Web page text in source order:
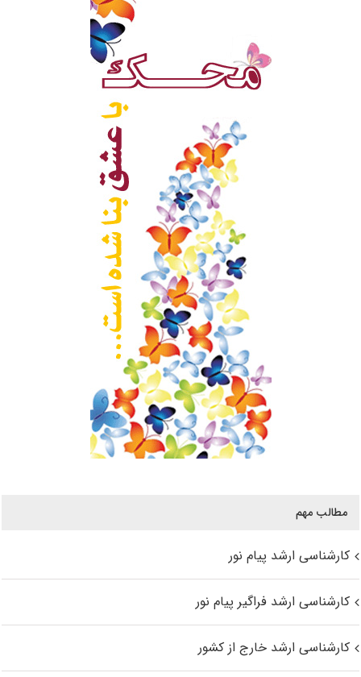
مطالب مهم
کارشناسی ارشد پیام نور
کارشناسی ارشد فراگیر پیام نور
کارشناسی ارشد خارج از کشور